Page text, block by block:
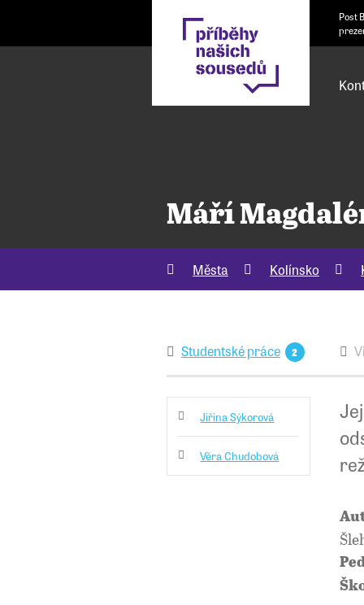
Post
Máří
Města Kolínsko
Studentské práce 2
Jiřina Sýkorová
Věra Chudobová